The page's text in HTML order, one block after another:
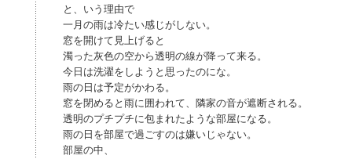
と、いう理由で
一月の雨は冷たい感じがしない。
窓を開けて見上げると
濁った灰色の空から透明の線が降って来る。
今日は洗濯をしようと思ったのにな。
雨の日は予定がかわる。
窓を閉めると雨に囲われて、隣家の音が遮断される。
透明のプチプチに包まれたような部屋になる。
雨の日を部屋で過ごすのは嫌いじゃない。
部屋の中、